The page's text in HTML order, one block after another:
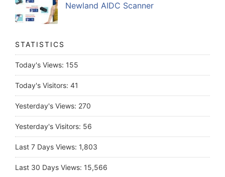
Newland AIDC Scanner
STATISTICS
Today's Views: 155
Today's Visitors: 41
Yesterday's Views: 270
Yesterday's Visitors: 56
Last 7 Days Views: 1,803
Last 30 Days Views: 15,566